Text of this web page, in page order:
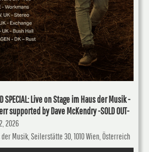
SPECIAL: Live on Stage im Haus der Musik -
supported by Dave McKendry -SOLD OUT-
2026
der Musik, Seilerstätte 30, 1010 Wien, Österreich